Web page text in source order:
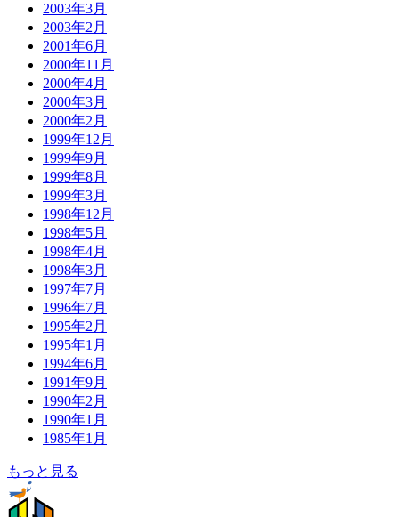
2003年3月
2003年2月
2001年6月
2000年11月
2000年4月
2000年3月
2000年2月
1999年12月
1999年9月
1999年8月
1999年3月
1998年12月
1998年5月
1998年4月
1998年3月
1997年7月
1996年7月
1995年2月
1995年1月
1994年6月
1991年9月
1990年2月
1990年1月
1985年1月
もっと見る